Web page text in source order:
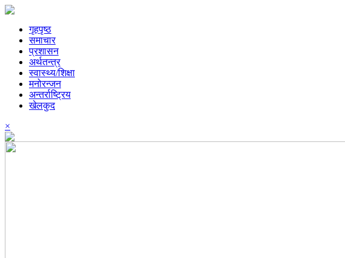
गृहपृष्ठ
समाचार
प्रशासन
अर्थतन्त्र
स्वास्थ्य/शिक्षा
मनोरन्जन
अन्तर्राष्ट्रिय
खेलकुद
×